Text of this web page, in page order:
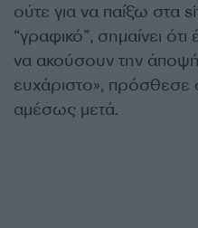
ούτε για να παίξω στα
“γραφικό”, σημαίνει
να ακούσουν την άποψή
ευχάριστο», πρόσθεσε
αμέσως μετά.